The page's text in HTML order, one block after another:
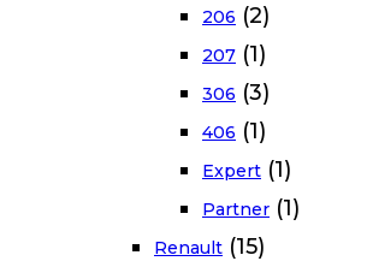
206 (2)
207 (1)
306 (3)
406 (1)
Expert (1)
Partner (1)
Renault (15)